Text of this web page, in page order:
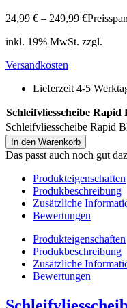
24,99 € – 249,99 €
inkl. 19% MwSt. zzgl.
Versandkosten
Lieferzeit 4-5
Schleifvliesscheibe Rapid
Schleifvliesscheibe Rapid
In den Warenkorb
Das passt auch noch gut
Produkteigenschaften
Produkbeschreibung
Zusätzliche
Bewertungen
Produkteigenschaften
Produkbeschreibung
Zusätzliche
Bewertungen